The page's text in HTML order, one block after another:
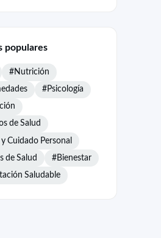
populares
#Nutrición
#Psicología
de Salud
Cuidado Personal
de Salud #Bienestar
Saludable